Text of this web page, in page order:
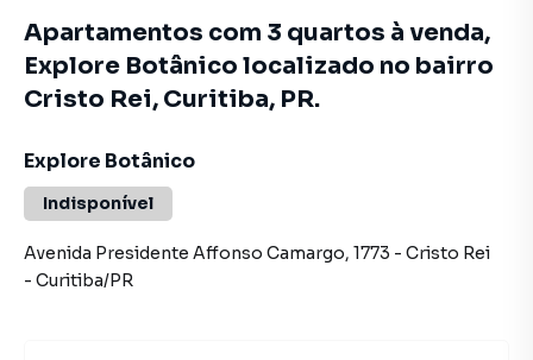
Apartamentos com 3 quartos à venda,
Explore Botânico localizado no bairro
Cristo Rei, Curitiba, PR.
Explore Botânico
Indisponível
Avenida Presidente Affonso Camargo, 1773 - Cristo Rei
- Curitiba/PR